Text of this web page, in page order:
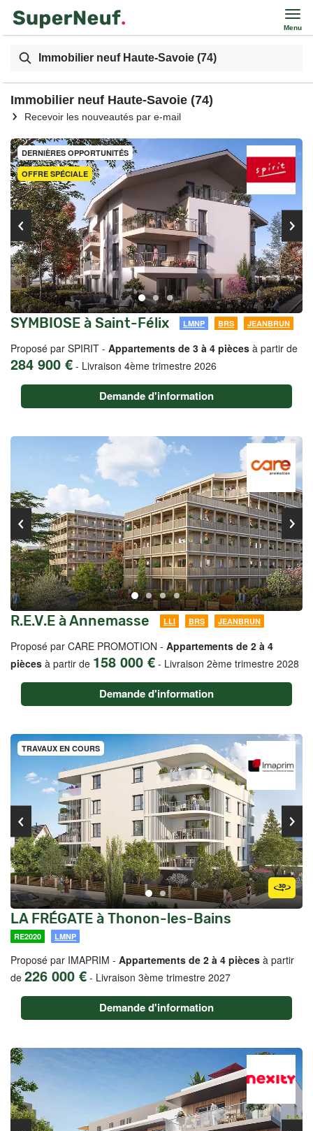
Menu
Immobilier neuf Haute-Savoie (74)
Immobilier neuf Haute-Savoie (74)
Recevoir les nouveautés par e-mail
OFFRE SPÉCIALE
DERNIÈRES OPPORTUNITÉS
SYMBIOSE à Saint-Félix LMNP BRS JEANBRUN
Proposé par SPIRIT - Appartements de 3 à 4 pièces à partir de
284 900 € - Livraison 4ème trimestre 2026
Demande d'information
R.E.V.E à Annemasse LLI BRS JEANBRUN
Proposé par CARE PROMOTION - Appartements de 2 à 4
pièces à partir de 158 000 € - Livraison 2ème trimestre 2028
Demande d'information
TRAVAUX EN COURS
LA FRÉGATE à Thonon-les-Bains
RE2020 LMNP
Proposé par IMAPRIM - Appartements de 2 à 4 pièces à partir
de 226 000 € - Livraison 3ème trimestre 2027
Demande d'information